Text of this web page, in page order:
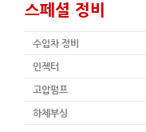
스페셜 정비
수입차 정비
인젝터
고압펌프
하체부싱